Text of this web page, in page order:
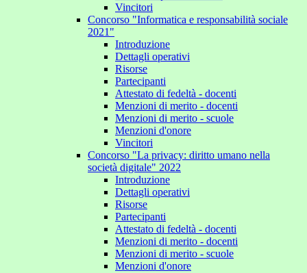
Vincitori
Concorso "Informatica e responsabilità sociale
2021"
Introduzione
Dettagli operativi
Risorse
Partecipanti
Attestato di fedeltà - docenti
Menzioni di merito - docenti
Menzioni di merito - scuole
Menzioni d'onore
Vincitori
Concorso "La privacy: diritto umano nella
società digitale" 2022
Introduzione
Dettagli operativi
Risorse
Partecipanti
Attestato di fedeltà - docenti
Menzioni di merito - docenti
Menzioni di merito - scuole
Menzioni d'onore